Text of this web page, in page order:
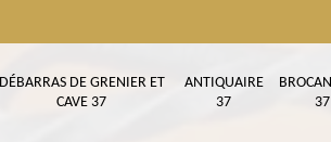
DÉBARRAS DE GRENIER ET
CAVE 37
ANTIQUAIRE
37
37